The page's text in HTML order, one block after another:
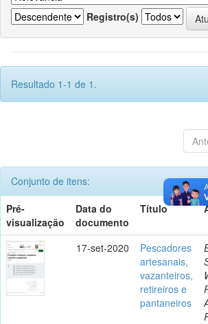
Registro(s)
Resultado 1-1 de 1.
Conjunto de itens:
Pré-
visualização
Data do
documento
Título
17-set-2020
Pescadores
artesanais,
vazanteiros,
retireiros e
pantaneiros